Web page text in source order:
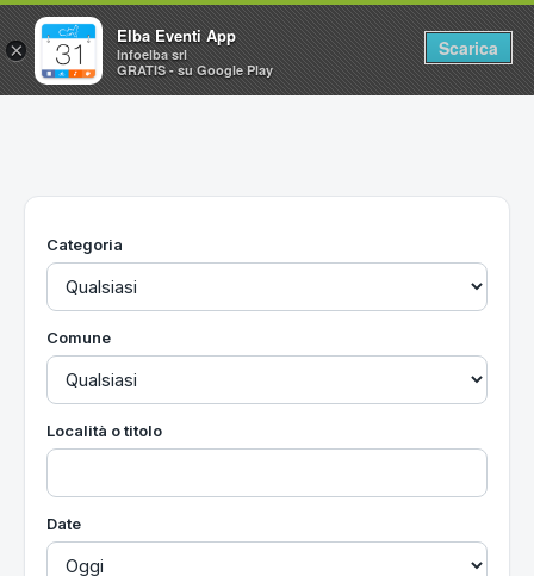
Home
Utilità
Categoria
Comune
Località o titolo
Date
×
Elba Eventi App
Infoelba srl
GRATIS - su Google Play
Scarica